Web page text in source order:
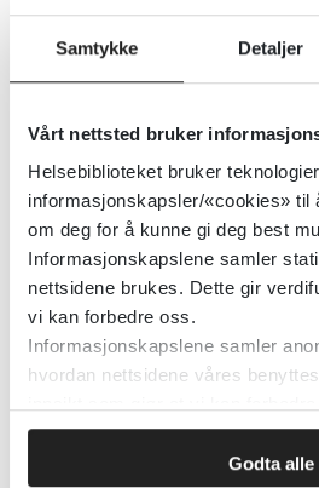
Samtykke Detaljer
Vårt nettsted bruker
Helsebiblioteket bruker
informasjonskapsler/«cookies» til
om deg for å kunne gi deg best
Informasjonskapslene samler
nettsidene brukes. Dette gir
vi kan forbedre oss.
Informasjonskapslene samler
hvordan nettsidene våres
Godta alle
2022
indre rasist
2022
Implementering av
kunnskapsbasert